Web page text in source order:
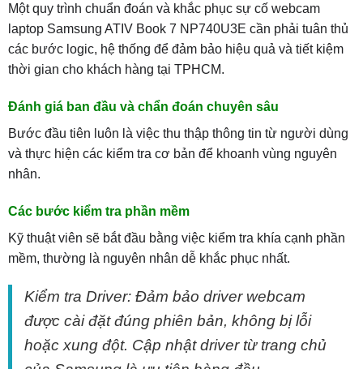
Một quy trình chuẩn đoán và khắc phục sự cố webcam
laptop Samsung ATIV Book 7 NP740U3E cần phải tuân thủ
các bước logic, hệ thống để đảm bảo hiệu quả và tiết kiệm
thời gian cho khách hàng tại TPHCM.
Đánh giá ban đầu và chẩn đoán chuyên sâu
Bước đầu tiên luôn là việc thu thập thông tin từ người dùng
và thực hiện các kiểm tra cơ bản để khoanh vùng nguyên
nhân.
Các bước kiểm tra phần mềm
Kỹ thuật viên sẽ bắt đầu bằng việc kiểm tra khía cạnh phần
mềm, thường là nguyên nhân dễ khắc phục nhất.
Kiểm tra Driver: Đảm bảo driver webcam
được cài đặt đúng phiên bản, không bị lỗi
hoặc xung đột. Cập nhật driver từ trang chủ